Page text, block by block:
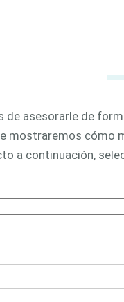
de asesorarle de
mostraremos cómo
a continuación,